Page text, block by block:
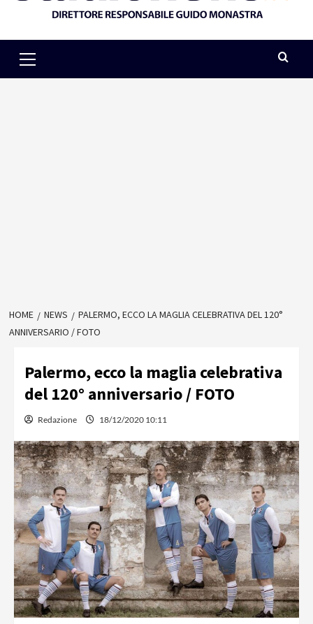
Menu
HOME NEWS
PALERMO, ECCO LA MAGLIA CELEBRATIVA DEL 120°
ANNIVERSARIO / FOTO
Palermo, ecco la maglia celebrativa
del 120° anniversario / FOTO
Redazione 18/12/2020 10:11